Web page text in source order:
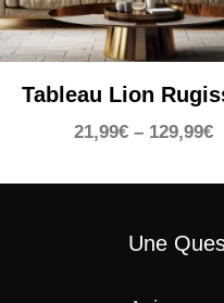
Tableau Lion
21,99€– 129,99€
Une